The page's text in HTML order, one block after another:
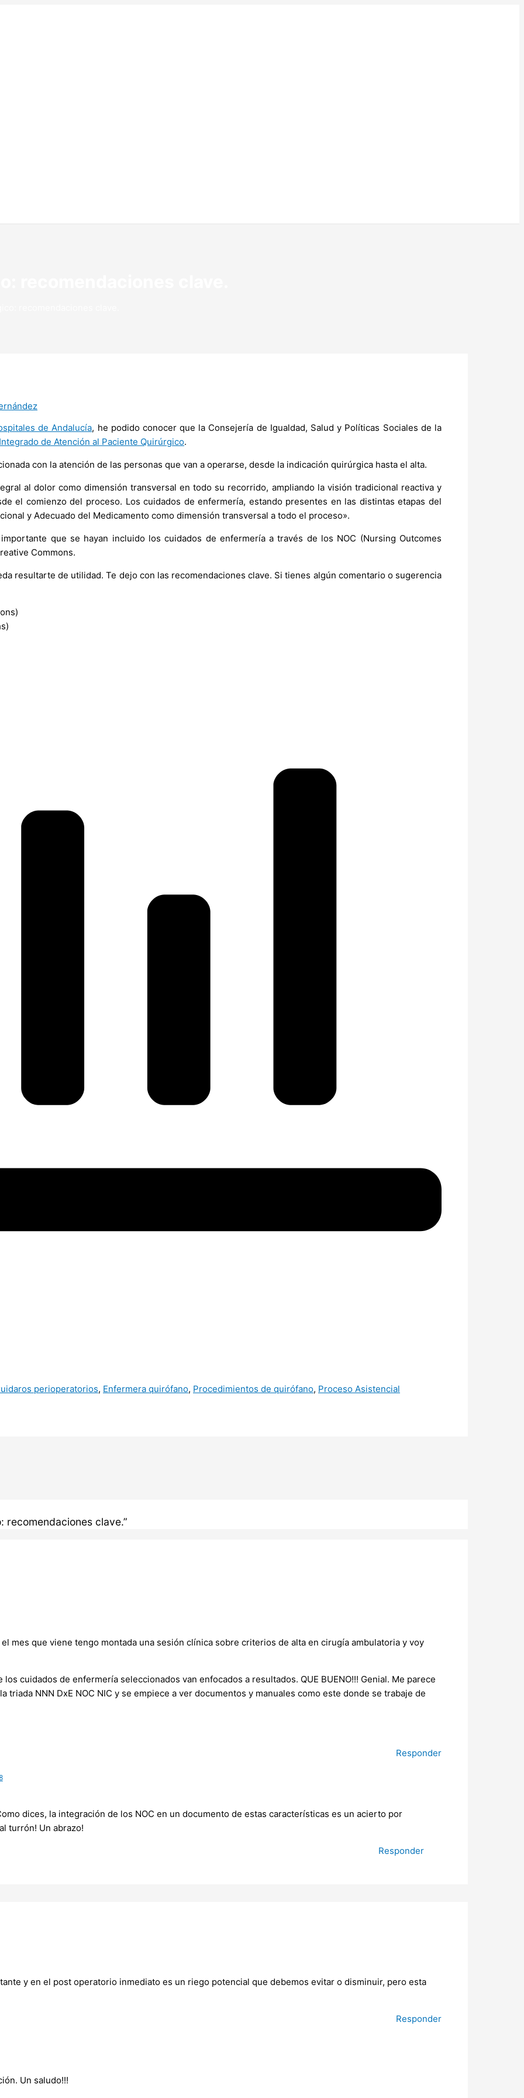
de Andalucía, he podido conocer que la Consejería de Igualdad, Salud y Políticas Sociales de la
de Atención al Paciente Quirúrgico.
con la atención de las personas que van a operarse, desde la indicación quirúrgica hasta el alta.
al dolor como dimensión transversal en todo su recorrido, ampliando la visión tradicional reactiva y
el comienzo del proceso. Los cuidados de enfermería, estando presentes en las distintas etapas del
y Adecuado del Medicamento como dimensión transversal a todo el proceso».
que se hayan incluido los cuidados de enfermería a través de los NOC (Nursing Outcomes
Commons.
resultarte de utilidad. Te dejo con las recomendaciones clave. Si tienes algún comentario o sugerencia
perioperatorios, Enfermera quirófano, Procedimientos de quirófano, Proceso Asistencial
recomendaciones clave.”
mes que viene tengo montada una sesión clínica sobre criterios de alta en cirugía ambulatoria y voy
cuidados de enfermería seleccionados van enfocados a resultados. QUE BUENO!!! Genial. Me parece
triada NNN DxE NOC NIC y se empiece a ver documentos y manuales como este donde se trabaje de
Responder
dices, la integración de los NOC en un documento de estas características es un acierto por
turrón! Un abrazo!
Responder
y en el post operatorio inmediato es un riego potencial que debemos evitar o disminuir, pero esta
Responder
Un saludo!!!